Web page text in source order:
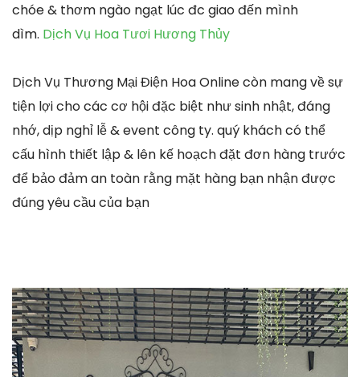
chóe & thơm ngào ngạt lúc đc giao đến mình
dìm. Dịch Vụ Hoa Tươi Hương Thủy
Dịch Vụ Thương Mại Điện Hoa Online còn mang về sự
tiện lợi cho các cơ hội đặc biệt như sinh nhật, đáng
nhớ, dịp nghỉ lễ & event công ty. quý khách có thể
cấu hình thiết lập & lên kế hoạch đặt đơn hàng trước
để bảo đảm an toàn rằng mặt hàng bạn nhận được
đúng yêu cầu của bạn